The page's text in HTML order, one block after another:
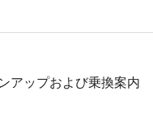
アップおよび乗換案内